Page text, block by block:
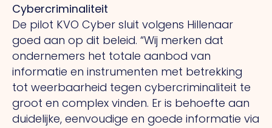
Cybercriminaliteit
De pilot KVO Cyber sluit volgens Hillenaar
goed aan op dit beleid. “Wij merken dat
ondernemers het totale aanbod van
informatie en instrumenten met betrekking
tot weerbaarheid tegen cybercriminaliteit te
groot en complex vinden. Er is behoefte aan
duidelijke, eenvoudige en goede informatie via